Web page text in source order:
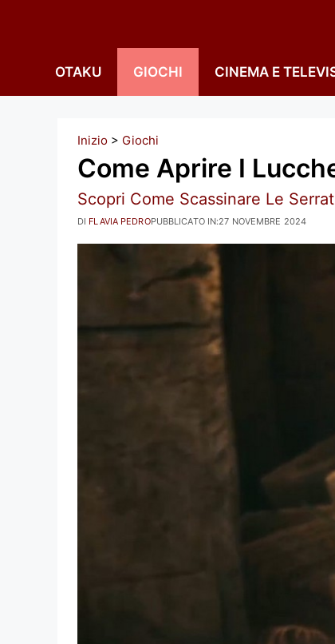
OTAKU GIOCHI CINEMA E
Inizio > Giochi
Come Aprire I
Scopri Come Scassinare Le
PUBBLICATO IN:27 NOVEMBRE 2024
DI FLAVIA PEDRO